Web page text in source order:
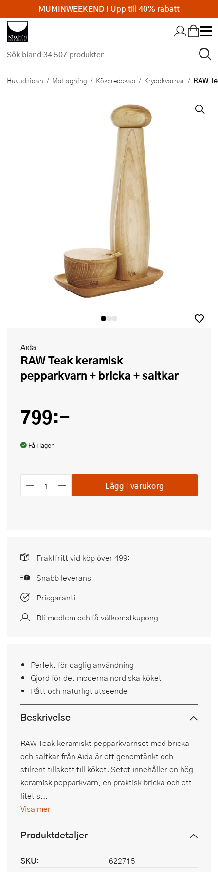
Hopp till huvudinnehållet
Huvudsidan Matlagning Köksredskap Kryddkvarnar RAW
Aida
RAW Teak keramisk
pepparkvarn + bricka + saltkar
799:-
Få i lager
Lägg i varukorg
Fraktfritt vid köp över 499:-
Snabb leverans
Prisgaranti
Bli medlem och få välkomstkupong
Perfekt för daglig användning
Gjord för det moderna nordiska köket
Rått och naturligt utseende
Beskrivelse
RAW Teak keramiskt pepparkvarnset med bricka
och saltkar från Aida är ett genomtänkt och
stilrent tillskott till köket. Setet innehåller en hög
keramisk pepparkvarn, en praktisk bricka och ett
litet s...
Visa mer
Produktdetaljer
SKU: 622715
MUMINWEEKEND I Upp till 40% rabatt